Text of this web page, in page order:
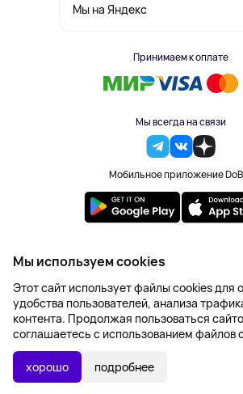
В КОРЗИНУ
Мы на Яндекс
Принимаем к оплате
Мы всегда на связи
Мобильное приложение
2023-2026 © DoBuy. Все права
Правила обработки персональных
Пользовательское
Оферта
Создание сайта – NetLab
Мы используем cookies
Этот сайт использует файлы cookies для
удобства пользователей, анализа
контента. Продолжая пользоваться
соглашаетесь с использованием файлов
хорошо подробнее